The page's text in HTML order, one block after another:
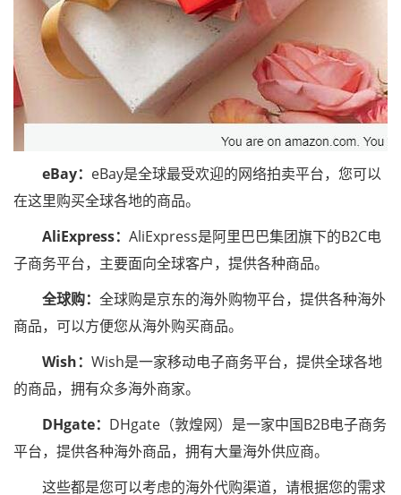
eBay： eBay是全球最受欢迎的网络拍卖平台，您可以
在这里购买全球各地的商品。
AliExpress： AliExpress是阿里巴巴集团旗下的B2C电
子商务平台，主要面向全球客户，提供各种商品。
全球购： 全球购是京东的海外购物平台，提供各种海外
商品，可以方便您从海外购买商品。
Wish： Wish是一家移动电子商务平台，提供全球各地
的商品，拥有众多海外商家。
DHgate： DHgate（敦煌网）是一家中国B2B电子商务
平台，提供各种海外商品，拥有大量海外供应商。
这些都是您可以考虑的海外代购渠道，请根据您的需求